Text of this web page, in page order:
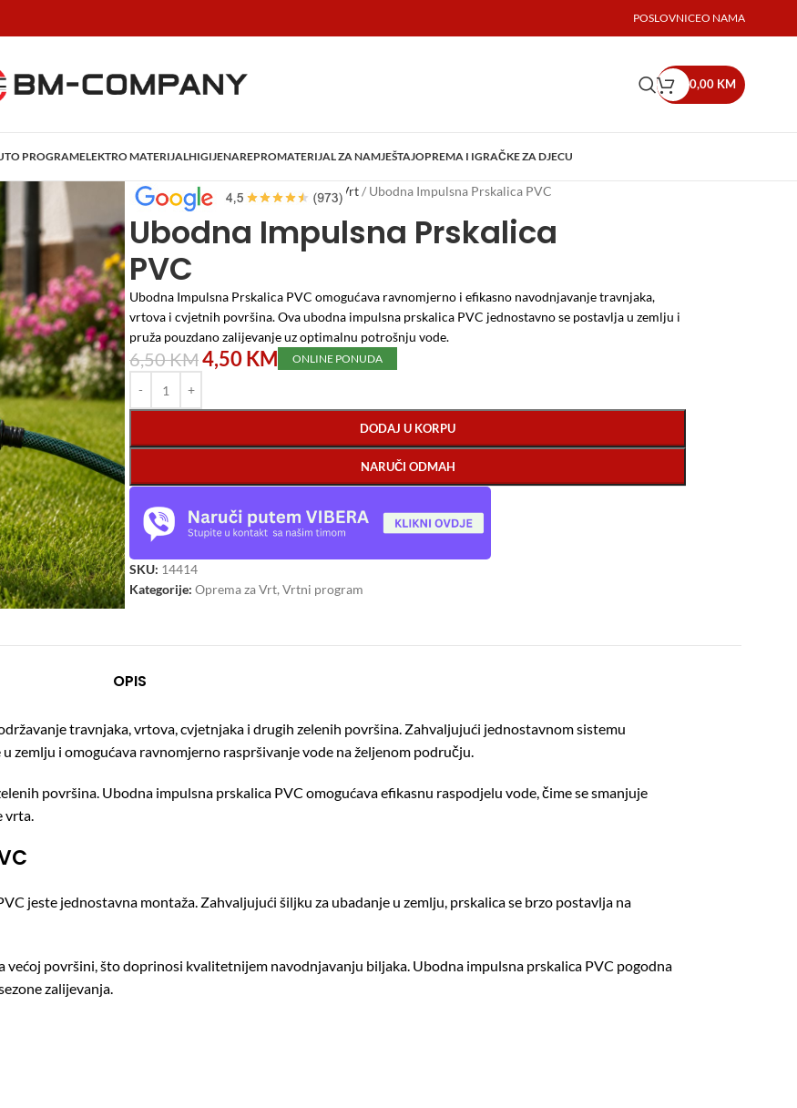
POSLOVNICEO NAMA
0,00 KM
PROGRAMELEKTRO MATERIJALHIGIJENAREPROMATERIJAL ZA NAMJEŠTAJOPREMA I IGRAČKE ZA DJECU
Početna/Vrtni program /Oprema za Vrt/ Ubodna Impulsna Prskalica PVC
Ubodna Impulsna Prskalica
PVC
Ubodna Impulsna Prskalica PVC omogućava ravnomjerno i efikasno navodnjavanje travnjaka,
vrtova i cvjetnih površina. Ova ubodna impulsna prskalica PVC jednostavno se postavlja u zemlju i
pruža pouzdano zalijevanje uz optimalnu potrošnju vode.
6,50KM4,50KM ONLINE PONUDA
DODAJ U KORPU
NARUČI ODMAH
SKU: 14414
Kategorije: Oprema za Vrt, Vrtni program
OPIS
travnjaka, vrtova, cvjetnjaka i drugih zelenih površina. Zahvaljujući jednostavnom sistemu
zemlju i omogućava ravnomjerno raspršivanje vode na željenom području.
površina. Ubodna impulsna prskalica PVC omogućava efikasnu raspodjelu vode, čime se smanjuje
vrta.
jeste jednostavna montaža. Zahvaljujući šiljku za ubadanje u zemlju, prskalica se brzo postavlja na
površini, što doprinosi kvalitetnijem navodnjavanju biljaka. Ubodna impulsna prskalica PVC pogodna
zalijevanja.